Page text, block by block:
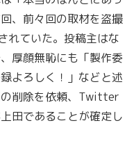
、前々回の取材を盗撮
れていた。投稿主はな
厚顔無恥にも「製作委
よろしく！」などと述
削除を依頼、Twitter
田であることが確定し